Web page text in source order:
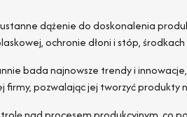
dążenie do doskonalenia
ochronie dłoni i stóp,
bada najnowsze trendy i
pozwalając jej tworzyć